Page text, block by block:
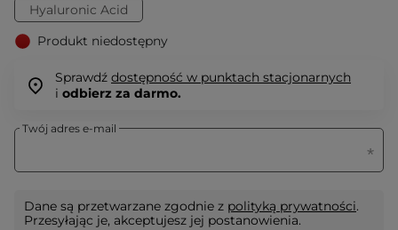
Hyaluronic Acid
Produkt niedostępny
Sprawdź dostępność w punktach stacjonarnych
i odbierz za darmo.
Twój adres e-mail
Dane są przetwarzane zgodnie z polityką prywatności.
Przesyłając je, akceptujesz jej postanowienia.